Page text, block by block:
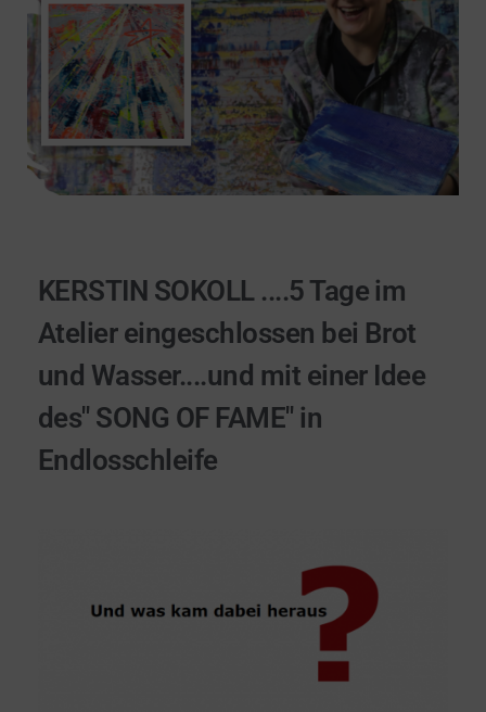
KERSTIN SOKOLL ....5 Tage im
Atelier eingeschlossen bei Brot
und Wasser....und mit einer Idee
des" SONG OF FAME" in
Endlosschleife